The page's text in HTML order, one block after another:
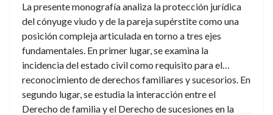
en el estudio de los problemas directamente
relacionados con la implementación de la Política
Pesquera Común de la UE, que se encuentra en proceso
de revisión. Finalmente, la obra se cierra con un debate
sobre el papel que desempeñan los tribunales
internacionales en casos relacionados con la gestión
sostenible de los recursos marinos.
La presente monografía analiza la protección jurídica
del cónyuge viudo y de la pareja supérstite como una
posición compleja articulada en torno a tres ejes
fundamentales. En primer lugar, se examina la
incidencia del estado civil como requisito para el
reconocimiento de derechos familiares y sucesorios. En
segundo lugar, se estudia la interacción entre el
Derecho de familia y el Derecho de sucesiones en la